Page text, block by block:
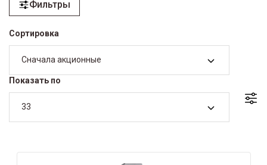
Фильтры
Сортировка
Сначала акционные
Показать по
33